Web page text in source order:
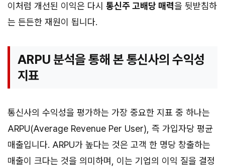
이처럼 개선된 이익은 다시 통신주 고배당 매력을 뒷받침하
는 든든한 재원이 됩니다.
ARPU 분석을 통해 본 통신사의 수익성
지표
통신사의 수익성을 평가하는 가장 중요한 지표 중 하나는
ARPU(Average Revenue Per User), 즉 가입자당 평균
매출입니다. ARPU가 높다는 것은 고객 한 명당 창출하는
매출이 크다는 것을 의미하며, 이는 기업의 이익 질을 결정